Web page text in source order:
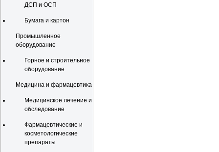
ДСП и ОСП
Бумага и картон
Промышленное
оборудование
Горное и строительное
оборудование
Медицина и фармацевтика
Медицинское лечение и
обследование
Фармацевтические и
косметологические
препараты